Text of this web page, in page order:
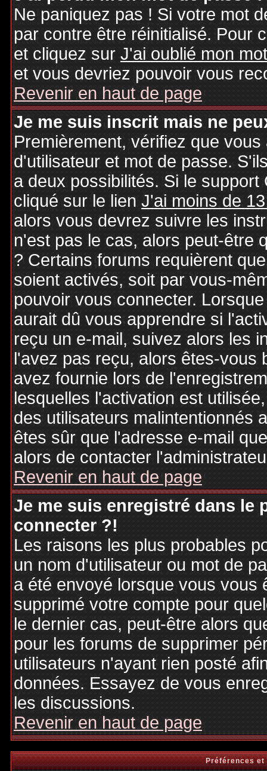
Ne paniquez pas ! Si votre mot
par contre être réinitialisé. Pour
et cliquez surJ'ai oublié mon
et vous devriez pouvoir vous
Revenir en haut de page
Je me suis inscrit mais ne
Premièrement, vérifiez que
d'utilisateur et mot de passe.
a deux possibilités. Si le
cliqué sur le lienJ'ai moins de
alors vous devrez suivre les
n'est pas le cas, alors peut-être
? Certains forums requièrent
soient activés, soit par vous-
pouvoir vous connecter.
aurait dû vous apprendre si
reçu un e-mail, suivez alors les
l'avez pas reçu, alors êtes-vous
avez fournie lors de
lesquelles l'activation est
des utilisateurs malintentionnés
êtes sûr que l'adresse e-mail
alors de contacter
Revenir en haut de page
Je me suis enregistré dans le
connecter ?!
Les raisons les plus probables
un nom d'utilisateur ou mot de
a été envoyé lorsque vous vous
supprimé votre compte pour
le dernier cas, peut-être alors
pour les forums de supprimer
utilisateurs n'ayant rien posté
données. Essayez de vous
les discussions.
Revenir en haut de page
Préférences